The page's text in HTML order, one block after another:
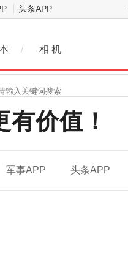
头条APP
/ 相 机
价值！
军事APP 头条APP